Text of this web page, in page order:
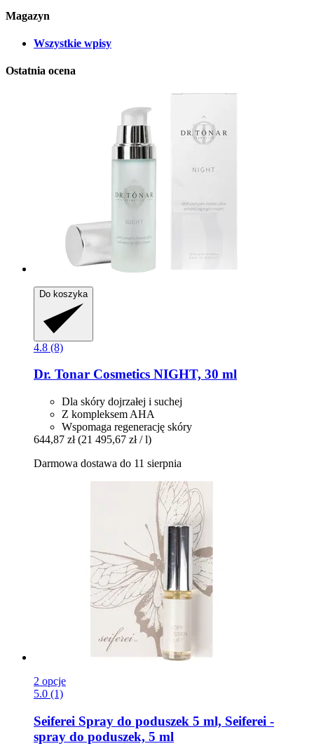
Magazyn
Wszystkie wpisy
Ostatnia ocena
Do koszyka
4.8 (8)
Dr. Tonar Cosmetics NIGHT, 30 ml
Dla skóry dojrzałej i suchej
Z kompleksem AHA
Wspomaga regenerację skóry
644,87 zł (21 495,67 zł / l)
Darmowa dostawa do 11 sierpnia
2 opcje
5.0 (1)
Seiferei Spray do poduszek 5 ml, Seiferei -​
spray do poduszek, 5 ml